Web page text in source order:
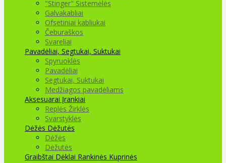
"Stinger" Sistemėlės
Galvakabliai
Ofsetiniai kabliukai
Čeburaškos
Svareliai
Pavadėliai, Segtukai, Suktukai
Spyruoklės
Pavadėliai
Segtukai, Suktukai
Medžiagos pavadėliams
Aksesuarai Įrankiai
Replės Žirklės
Svarstyklės
Dėžės Dėžutės
Dėžės
Dėžutės
Graibštai Dėklai Rankinės Kuprinės